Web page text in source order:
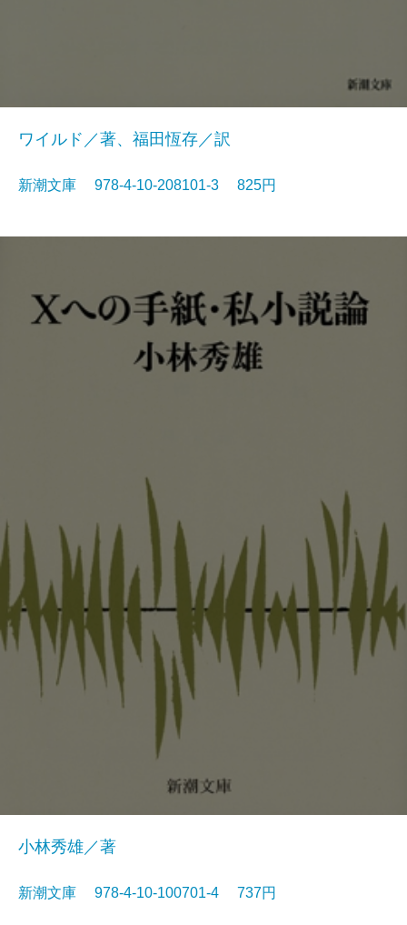
ワイルド／著、福田恆存／訳
新潮文庫 978-4-10-208101-3 825円
小林秀雄／著
新潮文庫 978-4-10-100701-4 737円